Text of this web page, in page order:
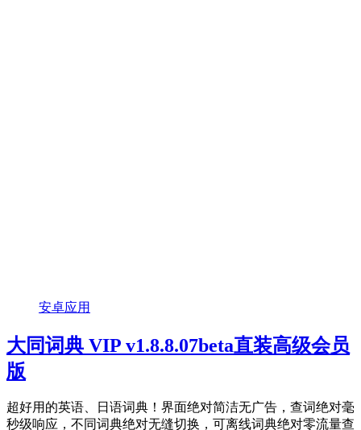
安卓应用
大同词典 VIP v1.8.8.07beta直装高级会员
版
超好用的英语、日语词典！界面绝对简洁无广告，查词绝对毫
秒级响应，不同词典绝对无缝切换，可离线词典绝对零流量查